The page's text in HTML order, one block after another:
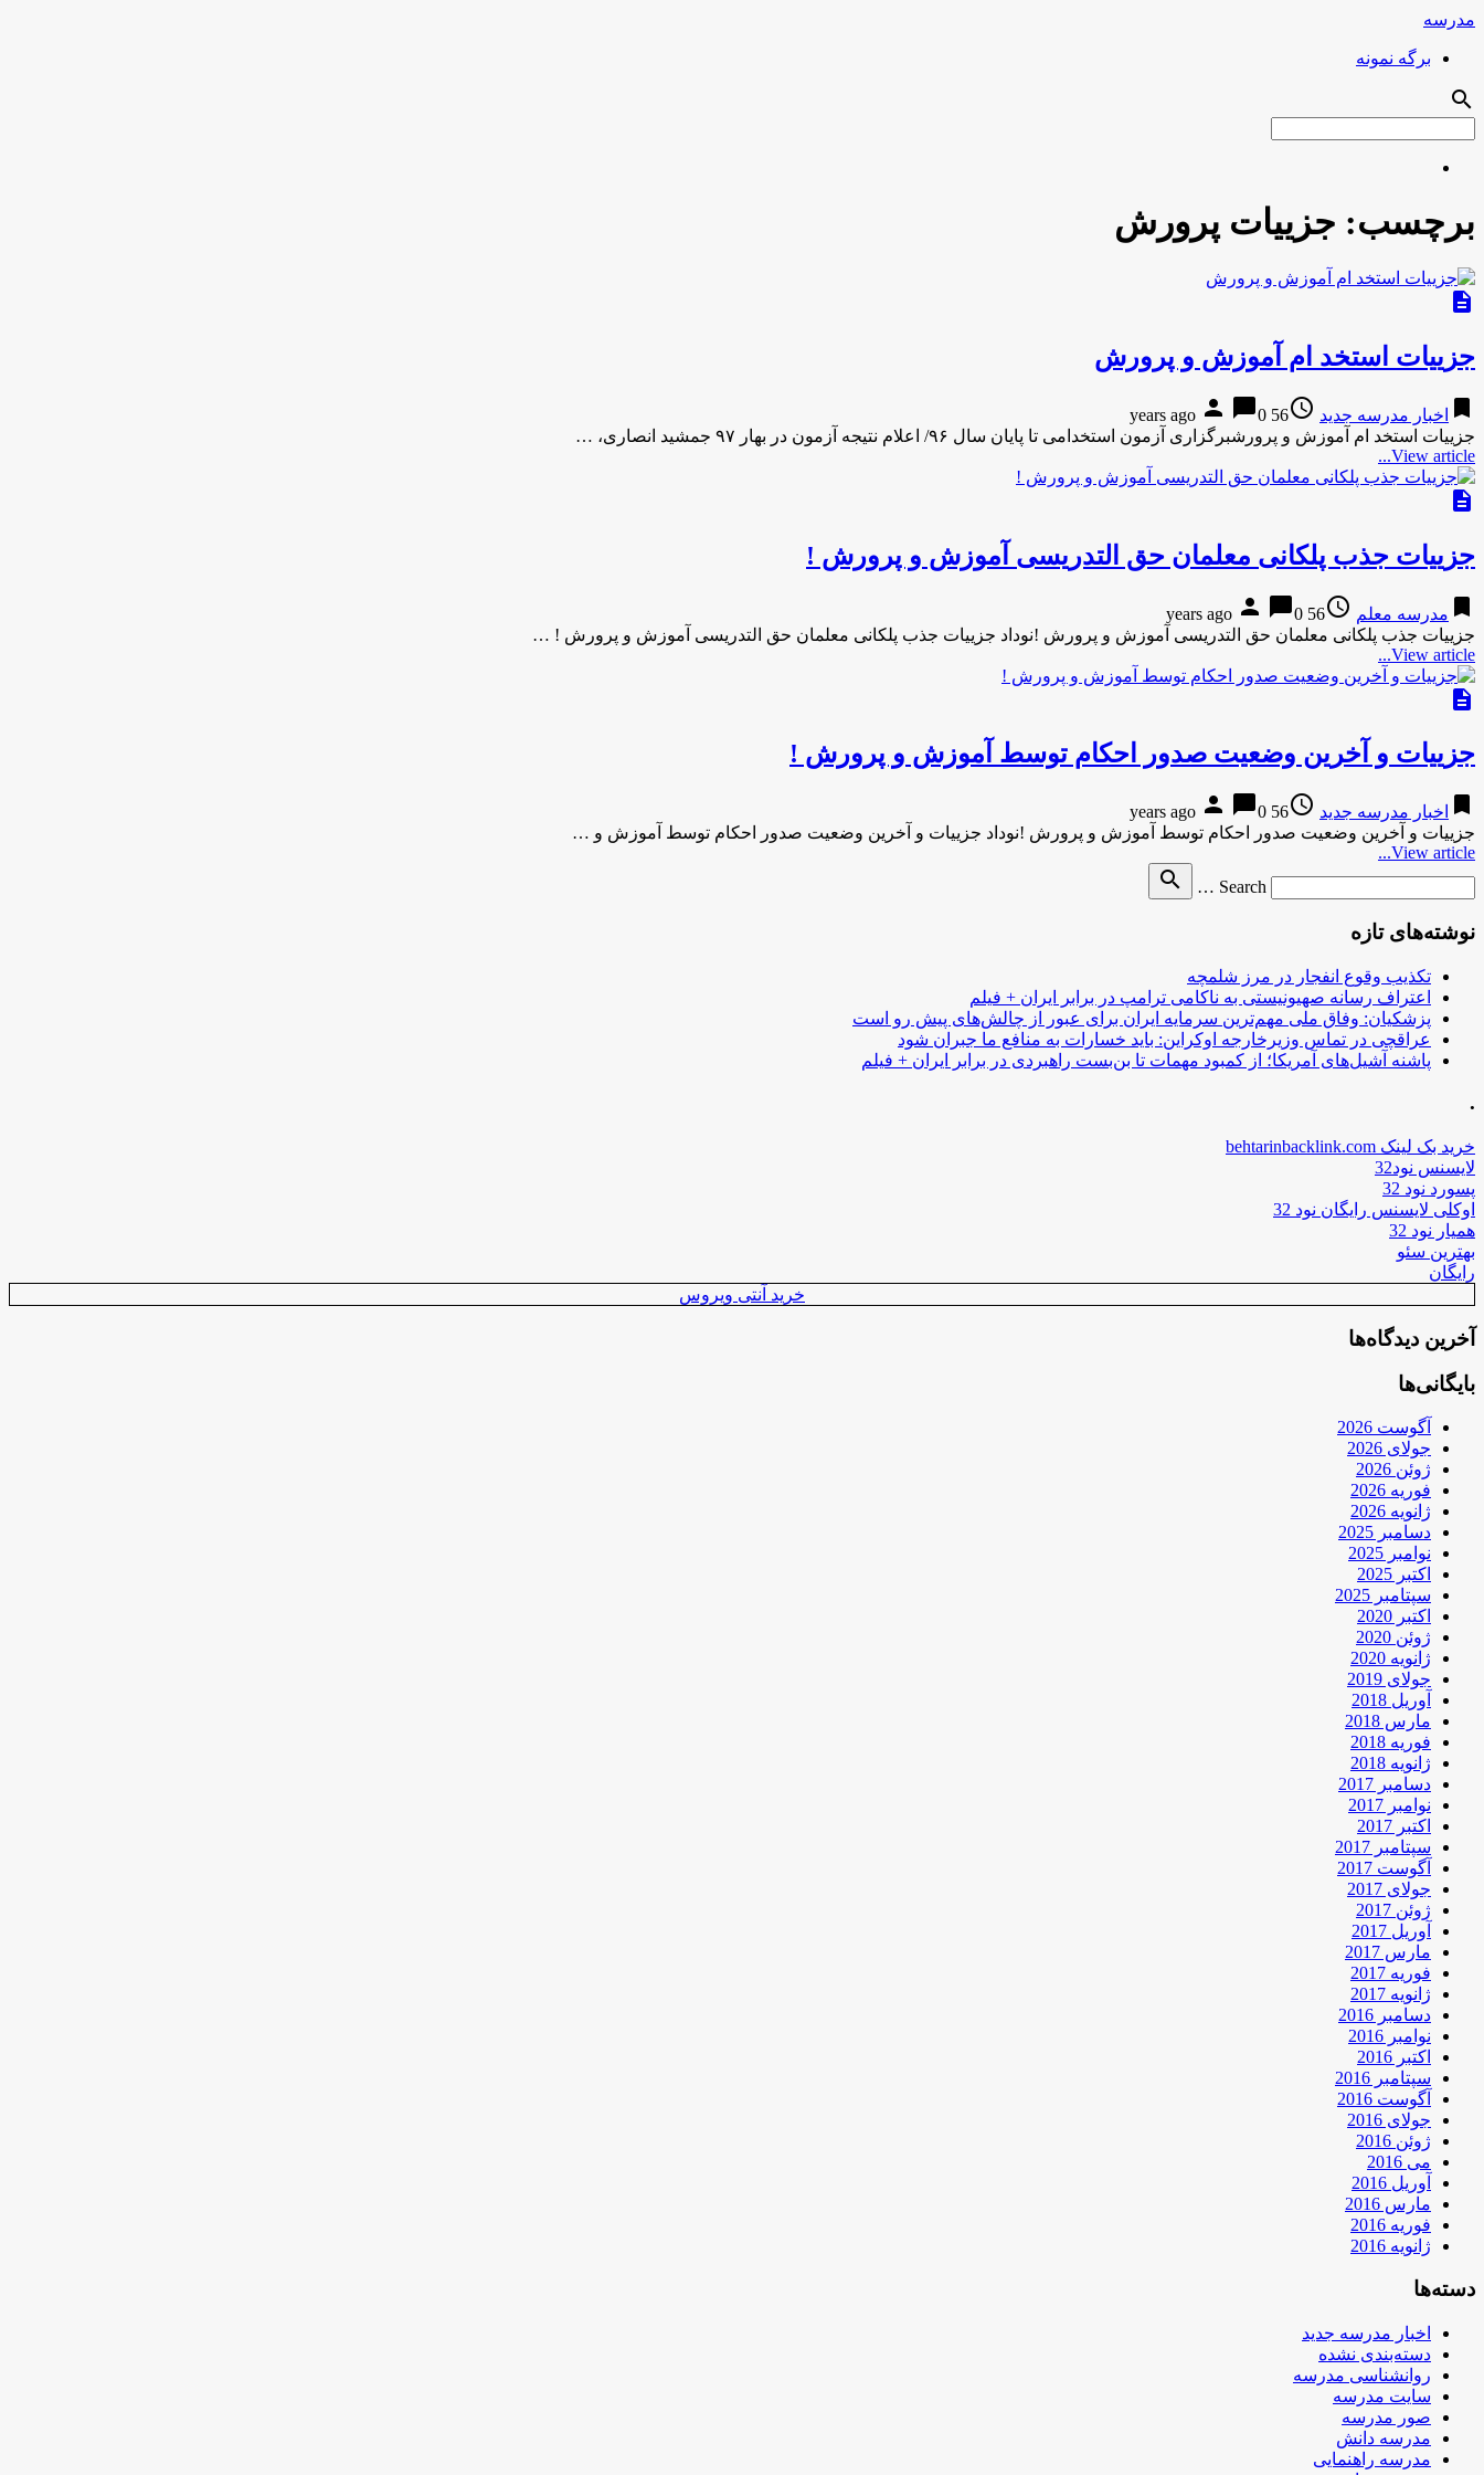
مدرسه
برگه نمونه
search
برچسب: جزییات پرورش
description
جزییات استخد ام آموزش و پرورش
bookmark اخبار مدرسه جدید access_time
56 years ago
person chat_bubble0
جزییات استخد ام آموزش و پرورشبرگزاری آزمون استخدامی تا پایان سال ۹۶/ اعلام نتیجه آزمون در بهار ۹۷ جمشید انصاری، …
View article...
description
جزییات جذب پلکانی معلمان حق التدریسی‌ آموزش و پرورش !
bookmark مدرسه معلم access_time
56 years ago
person chat_bubble0
جزییات جذب پلکانی معلمان حق التدریسی‌ آموزش و پرورش !نوداد جزییات جذب پلکانی معلمان حق التدریسی‌ آموزش و پرورش ! …
View article...
description
جزییات و آخرین وضعیت صدور احکام توسط آموزش و پرورش !
bookmark اخبار مدرسه جدید access_time
56 years ago
person chat_bubble0
جزییات و آخرین وضعیت صدور احکام توسط آموزش و پرورش !نوداد جزییات و آخرین وضعیت صدور احکام توسط آموزش و …
View article...
Search …
search
نوشته‌های تازه
تکذیب وقوع انفجار در مرز شلمچه
اعتراف رسانه صهیونیستی به ناکامی ترامپ در برابر ایران + فیلم
پزشکیان: وفاق ملی مهم‌ترین سرمایه ایران برای عبور از چالش‌های پیش رو است
عراقچی در تماس وزیرخارجه اوکراین: باید خسارات به منافع ما جبران شود
پاشنه آشیل‌های آمریکا؛ از کمبود مهمات تا بن‌بست راهبردی در برابر ایران + فیلم
.
خرید بک لینک behtarinbacklink.com
لایسنس نود32
پسورد نود 32
اوکلی لایسنس رایگان نود 32
همیار نود 32
بهترین سئو
رایگان
خرید آنتی ویروس
آخرین دیدگاه‌ها
بایگانی‌ها
آگوست 2026
جولای 2026
ژوئن 2026
فوریه 2026
ژانویه 2026
دسامبر 2025
نوامبر 2025
اکتبر 2025
سپتامبر 2025
اکتبر 2020
ژوئن 2020
ژانویه 2020
جولای 2019
آوریل 2018
مارس 2018
فوریه 2018
ژانویه 2018
دسامبر 2017
نوامبر 2017
اکتبر 2017
سپتامبر 2017
آگوست 2017
جولای 2017
ژوئن 2017
آوریل 2017
مارس 2017
فوریه 2017
ژانویه 2017
دسامبر 2016
نوامبر 2016
اکتبر 2016
سپتامبر 2016
آگوست 2016
جولای 2016
ژوئن 2016
می 2016
آوریل 2016
مارس 2016
فوریه 2016
ژانویه 2016
دسته‌ها
اخبار مدرسه جدید
دسته‌بندی نشده
روانشناسی مدرسه
سایت مدرسه
صور مدرسه
مدرسه دانش
مدرسه راهنمایی